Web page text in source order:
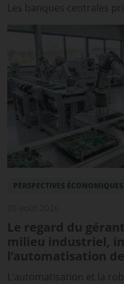
Les banques centrales
PERSPECTIVES
Le regard du
milieu industriel,
l’automatisation
L’automatisation et la